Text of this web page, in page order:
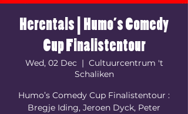
Herentals | Humo’s Comedy
Cup Finalistentour
Wed, 02 Dec
  |
Cultuurcentrum 't
Schaliken
Humo’s Comedy Cup Finalistentour :
Bregje Iding, Jeroen Dyck, Peter